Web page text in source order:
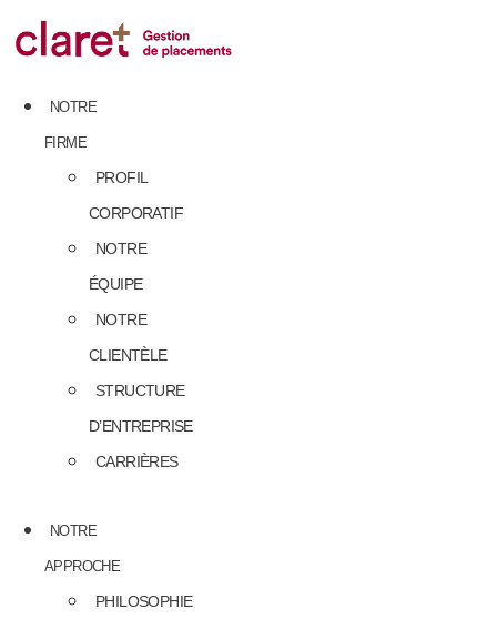
to
content
NOTRE
FIRME
PROFIL
CORPORATIF
NOTRE
ÉQUIPE
NOTRE
CLIENTÈLE
STRUCTURE
D’ENTREPRISE
CARRIÈRES
NOTRE
APPROCHE
PHILOSOPHIE